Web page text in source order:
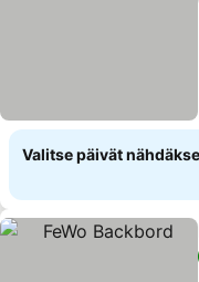
Valitse päivät